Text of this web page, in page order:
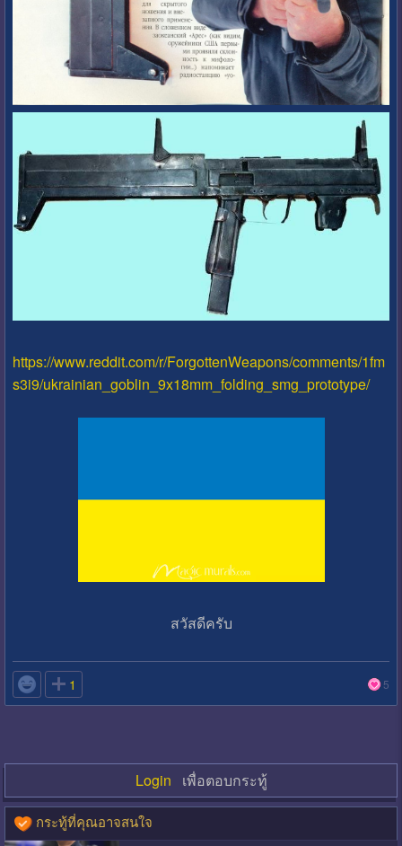
https://www.reddit.com/r/ForgottenWeapons/comments/1fm
s3i9/ukrainian_goblin_9x18mm_folding_smg_prototype/
สวัสดีครับ
 1 5
Login เพื่อตอบกระทู้
กระทู้ที่คุณอาจสนใจ